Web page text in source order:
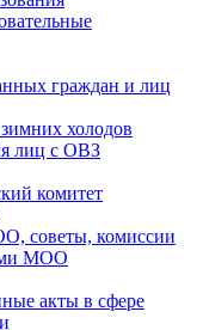
граждан и лиц
холодов
лиц с ОВЗ
комитет
советы, комиссии
МОО
акты в сфере